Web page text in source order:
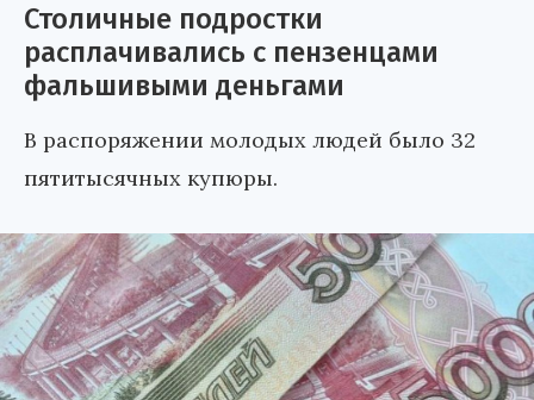
Столичные подростки
расплачивались с пензенцами
фальшивыми деньгами
В распоряжении молодых людей было 32
пятитысячных купюры.